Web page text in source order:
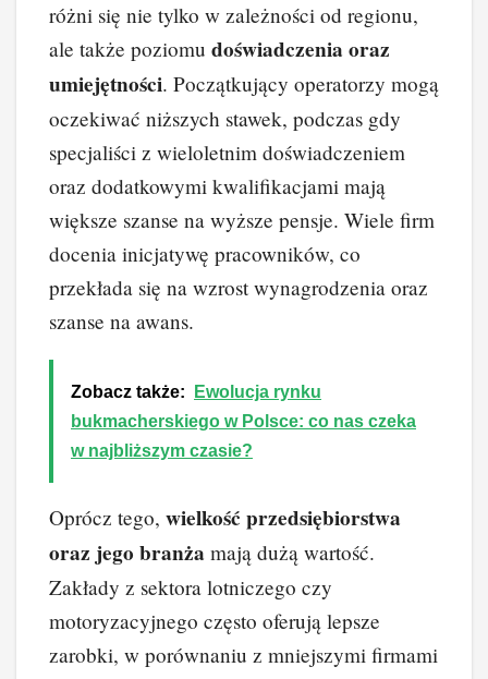
różni się nie tylko w zależności od regionu,
ale także poziomu doświadczenia oraz
umiejętności. Początkujący operatorzy mogą
oczekiwać niższych stawek, podczas gdy
specjaliści z wieloletnim doświadczeniem
oraz dodatkowymi kwalifikacjami mają
większe szanse na wyższe pensje. Wiele firm
docenia inicjatywę pracowników, co
przekłada się na wzrost wynagrodzenia oraz
szanse na awans.
Zobacz także:
Ewolucja rynku
bukmacherskiego w Polsce: co nas czeka
w najbliższym czasie?
Oprócz tego, wielkość przedsiębiorstwa
oraz jego branża mają dużą wartość.
Zakłady z sektora lotniczego czy
motoryzacyjnego często oferują lepsze
zarobki, w porównaniu z mniejszymi firmami